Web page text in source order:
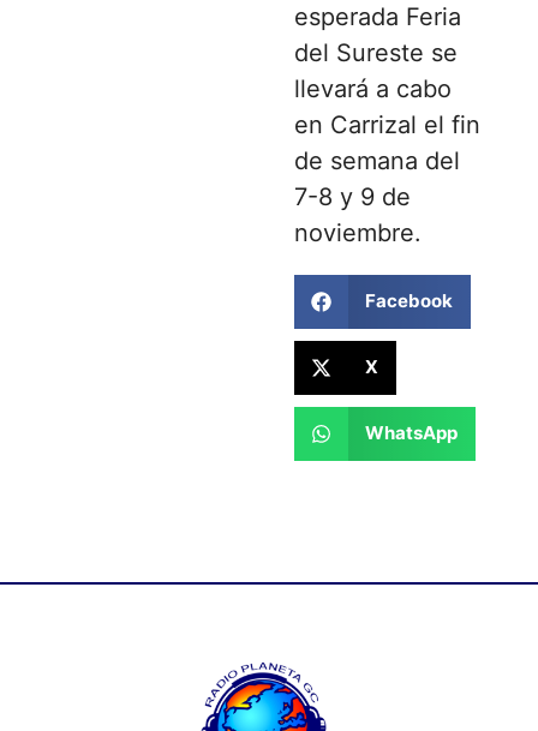
esperada Feria
del Sureste se
llevará a cabo
en Carrizal el fin
de semana del
7-8 y 9 de
noviembre.
Facebook
X
WhatsApp